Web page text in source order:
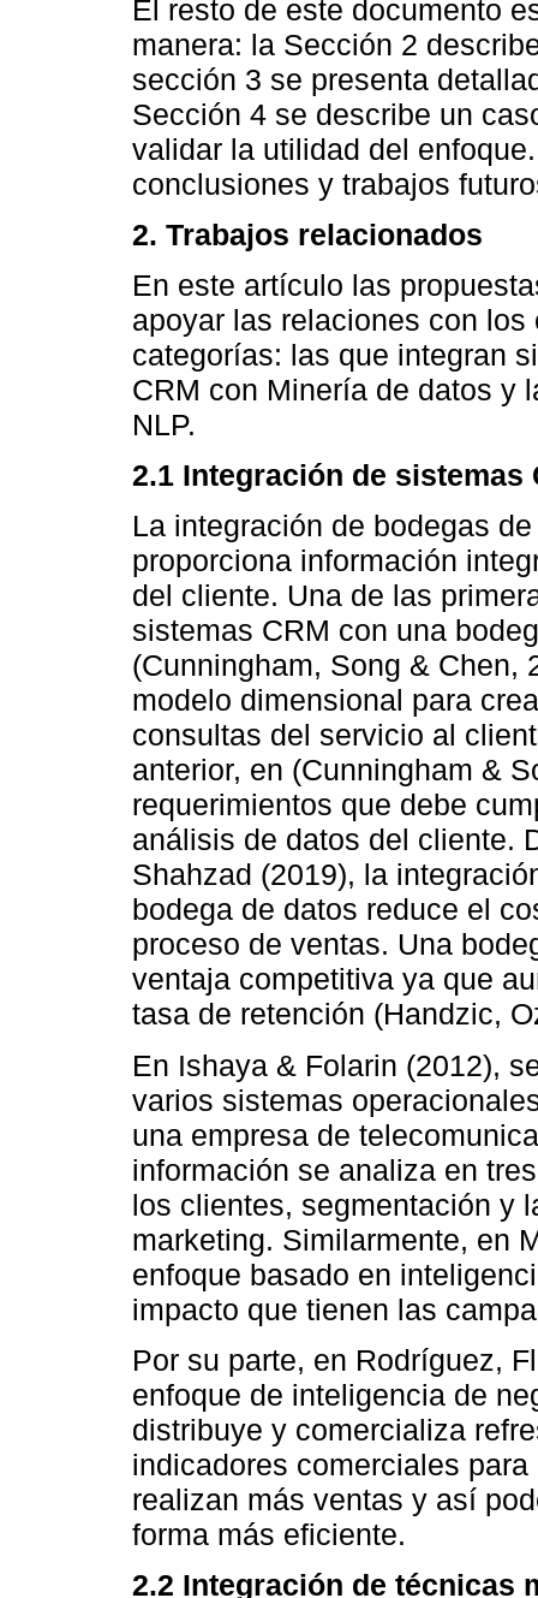
El resto de este documento
manera: la Sección 2
sección 3 se presenta
Sección 4 se describe un
validar la utilidad del
conclusiones y trabajos
2. Trabajos relacionados
En este artículo las
apoyar las relaciones con
categorías: las que integran
CRM con Minería de datos y
NLP.
2.1 Integración de sistemas
La integración de bodegas
proporciona información
del cliente. Una de las
sistemas CRM con una
(Cunningham, Song & Chen,
modelo dimensional para
consultas del servicio al
anterior, en (Cunningham &
requerimientos que debe
análisis de datos del cliente.
Shahzad (2019), la
bodega de datos reduce el
proceso de ventas. Una
ventaja competitiva ya que
tasa de retención (Handzic,
En Ishaya & Folarin (2012),
varios sistemas
una empresa de
información se analiza en
los clientes, segmentación y
marketing. Similarmente, en
enfoque basado en
impacto que tienen las
Por su parte, en Rodríguez,
enfoque de inteligencia de
distribuye y comercializa
indicadores comerciales
realizan más ventas y así
forma más eficiente.
2.2 Integración de técnicas